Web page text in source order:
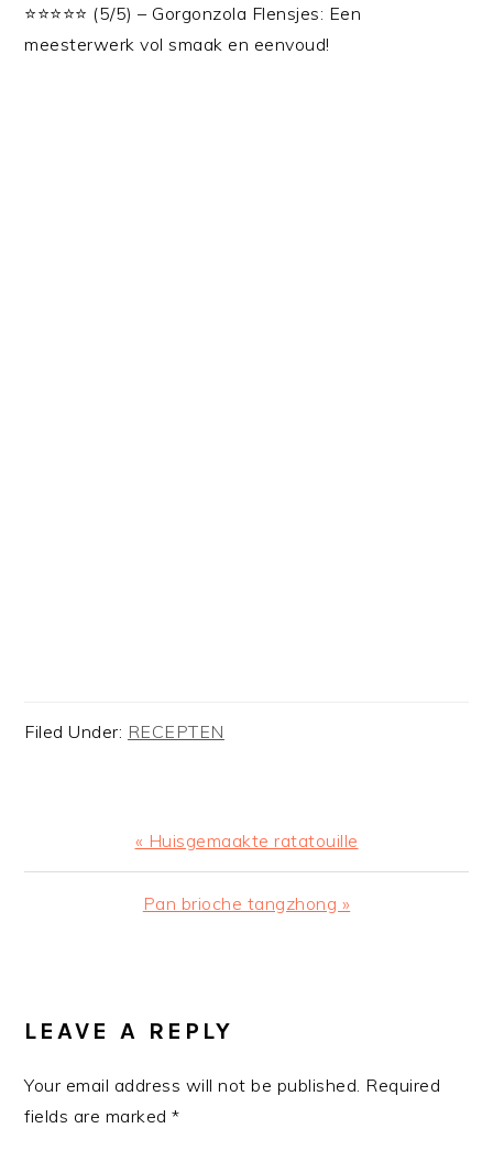
⭐⭐⭐⭐⭐ (5/5) – Gorgonzola Flensjes: Een
meesterwerk vol smaak en eenvoud!
Filed Under: RECEPTEN
Previous
Post:
« Huisgemaakte ratatouille
Next
Pan brioche tangzhong »
INTERACTIONS
LEAVE A REPLY
Your email address will not be published. Required
fields are marked*